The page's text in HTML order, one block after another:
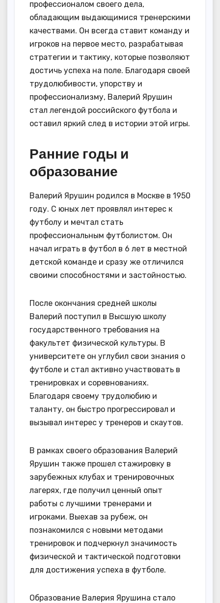
профессионалом своего дела,
обладающим выдающимися тренерскими
качествами. Он всегда ставит команду и
игроков на первое место, разрабатывая
стратегии и тактику, которые позволяют
достичь успеха на поле. Благодаря своей
трудолюбивости, упорству и
профессионализму, Валерий Ярушин
стал легендой российского футбола и
оставил яркий след в истории этой игры.
Ранние годы и
образование
Валерий Ярушин родился в Москве в 1950
году. С юных лет проявлял интерес к
футболу и мечтал стать
профессиональным футболистом. Он
начал играть в футбол в 6 лет в местной
детской команде и сразу же отличился
своими способностями и застойностью.
После окончания средней школы
Валерий поступил в Высшую школу
государственного требования на
факультет физической культуры. В
университете он углубил свои знания о
футболе и стал активно участвовать в
тренировках и соревнованиях.
Благодаря своему трудолюбию и
таланту, он быстро прогрессировал и
вызывал интерес у тренеров и скаутов.
В рамках своего образования Валерий
Ярушин также прошел стажировку в
зарубежных клубах и тренировочных
лагерях, где получил ценный опыт
работы с лучшими тренерами и
игроками. Выехав за рубеж, он
познакомился с новыми методами
тренировок и подчеркнул значимость
физической и тактической подготовки
для достижения успеха в футболе.
Образование Валерия Ярушина стало